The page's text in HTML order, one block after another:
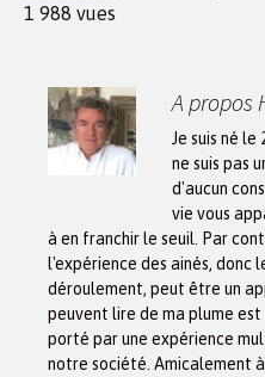
1 988 vues
A propos
Je suis né
ne suis pas
d'aucun
vie vous
à en franchir le seuil. Par
l'expérience des ainés, donc
déroulement, peut être un
peuvent lire de ma plume
porté par une expérience
notre société. Amicalement à